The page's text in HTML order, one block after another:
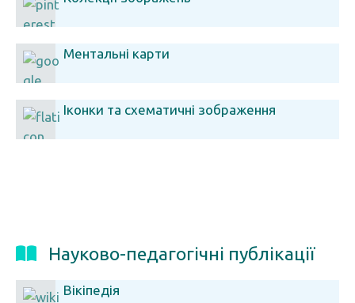
Ментальні карти
Іконки та схематичні зображення
Науково-педагогічні публікації
Вікіпедія